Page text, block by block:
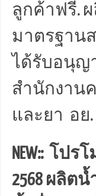
ลูกค้าฟรี.
มาตรฐาน
ได้รับอนุญ
สำนักงาน
และยา อย.
NEW:: โป
2568 ผลิตน้